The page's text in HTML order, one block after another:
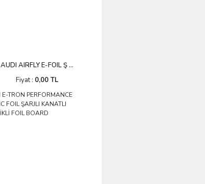
AUDI AIRFLY E-FOIL Ş ...
Fiyat : 0,00 TL